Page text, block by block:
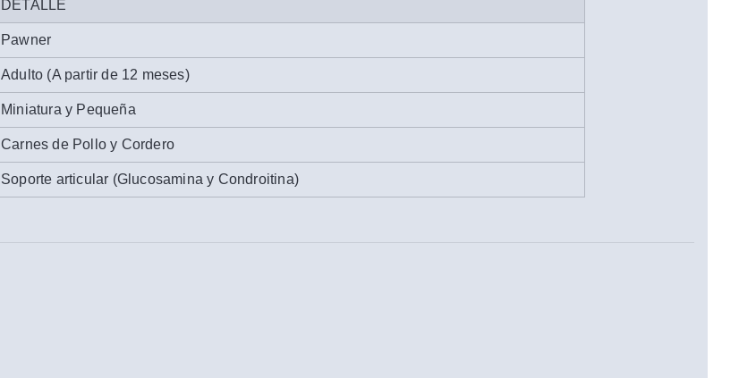
DETALLE
Pawner
Adulto (A partir de 12 meses)
Miniatura y Pequeña
Carnes de Pollo y Cordero
Soporte articular (Glucosamina y Condroitina)